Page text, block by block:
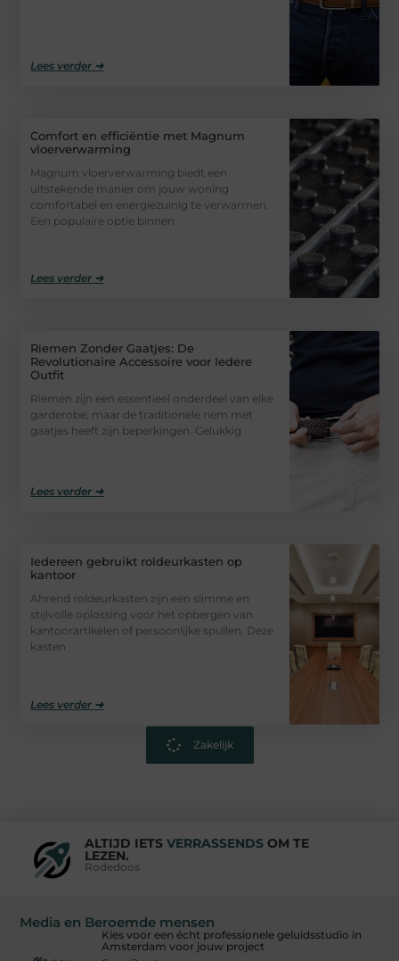
Lees verder ➜
Comfort en efficiëntie met Magnum
vloerverwarming
Magnum vloerverwarming biedt een
uitstekende manier om jouw woning
comfortabel en energiezuinig te verwarmen.
Een populaire optie binnen
Lees verder ➜
Riemen Zonder Gaatjes: De
Revolutionaire Accessoire voor Iedere
Outfit
Riemen zijn een essentieel onderdeel van elke
garderobe, maar de traditionele riem met
gaatjes heeft zijn beperkingen. Gelukkig
Lees verder ➜
Iedereen gebruikt roldeurkasten op
kantoor
Ahrend roldeurkasten zijn een slimme en
stijlvolle oplossing voor het opbergen van
kantoorartikelen of persoonlijke spullen. Deze
kasten
Lees verder ➜
Zakelijk
ALTIJD IETS VERRASSENDSOM TE
LEZEN.
Rodedoos
Media en Beroemde mensen
Kies voor een écht professionele geluidsstudio in
Amsterdam voor jouw project